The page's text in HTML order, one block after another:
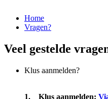
Home
Vragen?
Veel gestelde
Klus aanmelden?
1. Klus aanmelden: